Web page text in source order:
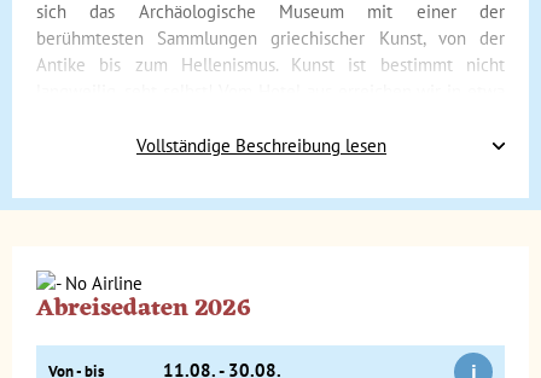
sich das Archäologische Museum mit einer der
berühmtesten Sammlungen griechischer Kunst, von der
Antike bis zum Hellenismus. Kunst ist bestimmt nicht
des osmanischen Reiches entstand. Ihr werdet sehen, dass
Die Mauern sind mit Hibiskus und Bougainvillea bewachsen.
Händler ein herzliches Lächeln. Auf vielen Freiflächen in
Pláka stößt man auf Überreste von Tempeln und
Vollständige Beschreibung lesen
Abreisedaten 2026
Von - bis 11.08. - 30.08. i